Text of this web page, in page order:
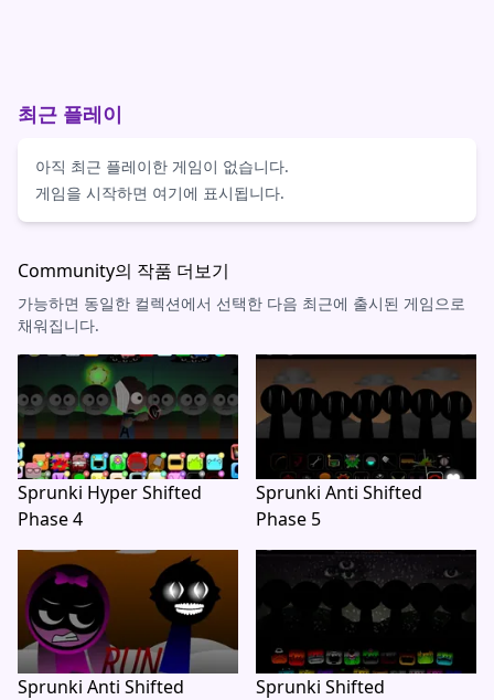
최근 플레이
아직 최근 플레이한 게임이 없습니다.
게임을 시작하면 여기에 표시됩니다.
Community의 작품 더보기
가능하면 동일한 컬렉션에서 선택한 다음 최근에 출시된 게임으로
채워집니다.
Sprunki Hyper Shifted
Phase 4
Sprunki Anti Shifted
Phase 5
Sprunki Anti Shifted Sprunki Shifted